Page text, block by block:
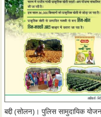
बद्दी (सोलन)। पुलिस सामुदायिक